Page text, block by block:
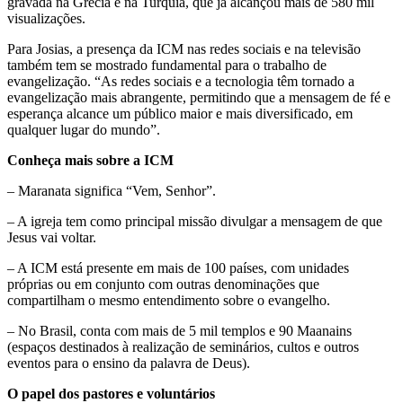
visualizações. ​
Para Josias, a presença da ICM nas redes sociais e na televisão
também tem se mostrado fundamental para o trabalho de
evangelização. “As redes sociais e a tecnologia têm tornado a
evangelização mais abrangente, permitindo que a mensagem de fé e
esperança alcance um público maior e mais diversificado, em
qualquer lugar do mundo”.
Conheça mais sobre a ICM
– Maranata significa “Vem, Senhor”.
– A igreja tem como principal missão divulgar a mensagem de que
Jesus vai voltar.
– A ICM está presente em mais de 100 países, com unidades
próprias ou em conjunto com outras denominações que
compartilham o mesmo entendimento sobre o evangelho.
– No Brasil, conta com mais de 5 mil templos e 90 Maanains
(espaços destinados à realização de seminários, cultos e outros
eventos para o ensino da palavra de Deus).
O papel dos pastores e voluntários